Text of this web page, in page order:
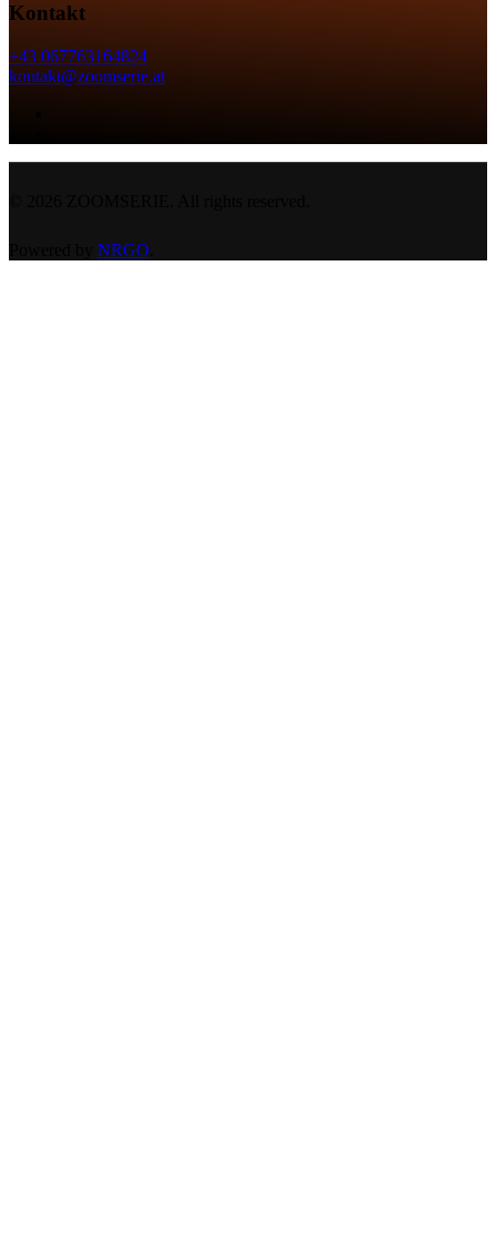
Kontakt
+43 067763164824
kontakt@zoomserie.at
NRGO